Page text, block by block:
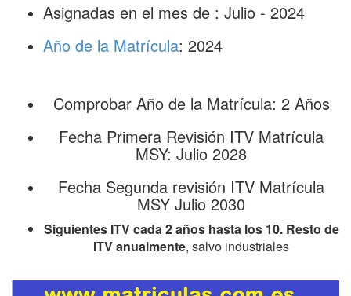
Asignadas en el mes de : Julio - 2024
Año de la Matrícula: 2024
Comprobar Año de la Matrícula: 2 Años
Fecha Primera Revisión ITV Matrícula
MSY: Julio 2028
Fecha Segunda revisión ITV Matrícula
MSY Julio 2030
Siguientes ITV cada 2 años hasta los 10. Resto de
ITV anualmente, salvo industriales